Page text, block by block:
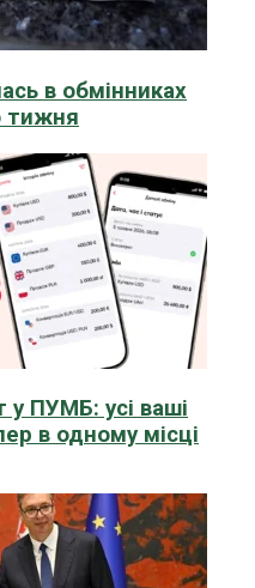
в обмінниках
тижня
у ПУМБ: усі ваші
в одному місці